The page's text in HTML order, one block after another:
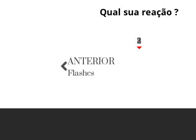
Qual sua reação ?
1
2
8
ANTERIOR
Flashes